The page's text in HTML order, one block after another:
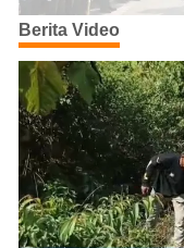
Berita Video